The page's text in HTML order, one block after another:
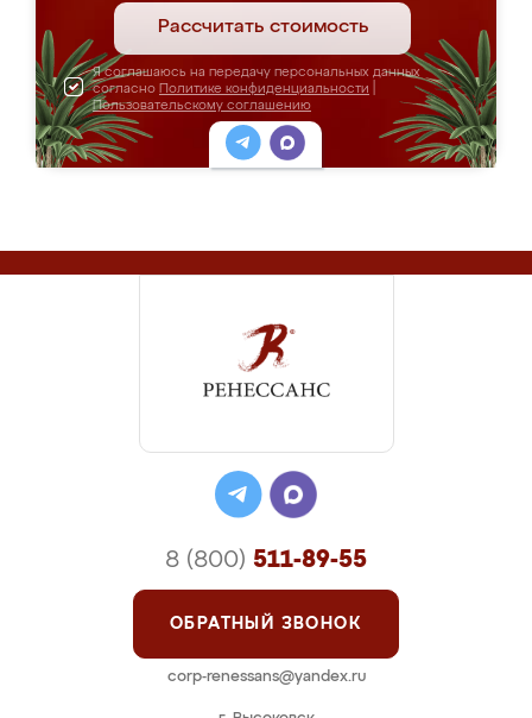
Рассчитать стоимость
Я соглашаюсь на передачу персональных данных
согласно Политике конфиденциальности
Пользовательскому соглашению
8 (800) 511-89-55
ОБРАТНЫЙ ЗВОНОК
corp-renessans@yandex.ru